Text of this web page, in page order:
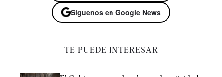
Síguenos en Google News
TE PUEDE INTERESAR